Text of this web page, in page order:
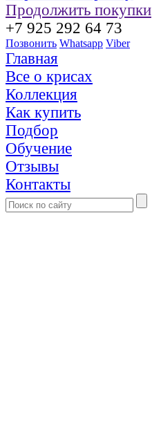
Продолжить покупки
+7 925 292 64 73
Позвонить Whatsapp Viber
Главная
Все о крисах
Коллекция
Как купить
Подбор
Обучение
Отзывы
Контакты